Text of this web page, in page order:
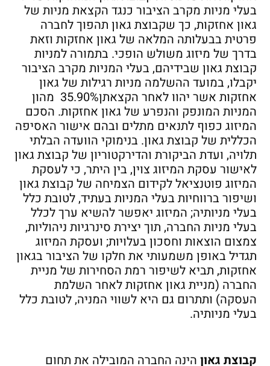
בעלי מניות מקרב הציבור כנגד הקצאת מניות של
גאון אחזקות, כך שקבוצת גאון תהפוך לחברה
פרטית בבעלותה המלאה של גאון אחזקות וזאת
בדרך של מיזוג משולש הופכי. בתמורה למניות
קבוצת גאון שבידיהם, בעלי המניות מקרב הציבור
יקבלו, במועד ההשלמה מניות רגילות של גאון
אחזקות אשר יהוו לאחר הקצאתן35.90% מהון
המניות המונפק והנפרע של גאון אחזקות. הסכם
המיזוג כפוף לתנאים מתלים ובהם אישור האסיפה
הכללית של קבוצת גאון. בנימוקי הוועדה הבלתי
תלויה, ועדת הביקורת והדירקטוריון של קבוצת גאון
לאישור עסקת המיזוג צוין, בין היתר, כי לעסקת
המיזוג פוטנציאל לקידום הצמיחה של קבוצת גאון
ושיפור ברווחיות בעלי המניות בעתיד, לטובת כלל
בעלי מניותיה; המיזוג יאפשר להשיא ערך לכלל
בעלי מניות החברה, תוך יצירת סינרגיות ניהוליות,
צמצום הוצאות וחסכון בעלויות; ועסקת המיזוג
תגדיל באופן משמעותי את חלקו של הציבור בגאון
אחזקות, תביא לשיפור רמת הסחירות של מניית
החברה (מניית גאון אחזקות לאחר השלמת
העסקה) ותתרום גם היא לשווי המניה, לטובת כלל
בעלי מניותיה.
קבוצת גאוןהינה החברה המובילה את תחום